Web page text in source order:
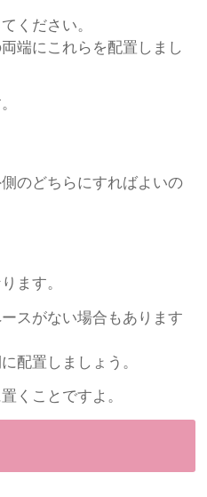
ください。
端にこれらを配置しまし
のどちらにすればよいの
ます。
スがない場合もあります
配置しましょう。
くことですよ。